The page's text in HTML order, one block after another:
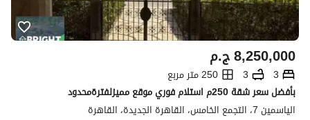
ج.م8,250,000
3
3
250 متر مربع
بأفضل سعر شقة 250م استلام فوري موقع مميزلفترةمحدود
الياسمين 7، التجمع الخامس، القاهرة الجديدة، القاهرة